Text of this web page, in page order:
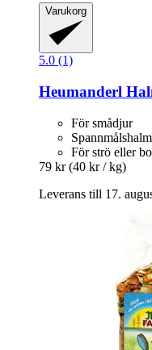
Varukorg
5.0 (1)
Heumanderl
För smådjur
Spannmålshalm
För strö eller
79 kr (40 kr / kg)
Leverans till 17.